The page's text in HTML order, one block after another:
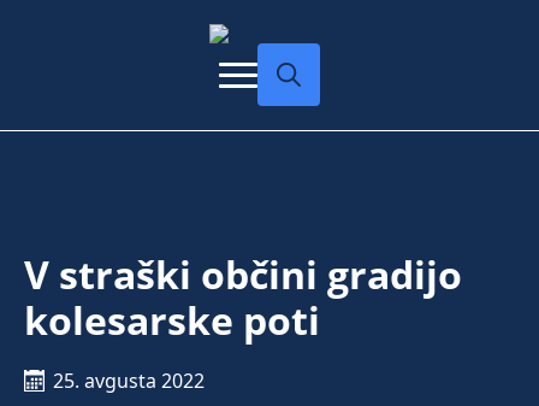
V straški občini gradijo
kolesarske poti
25. avgusta 2022